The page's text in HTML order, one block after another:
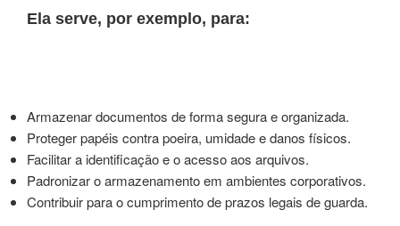
Ela serve, por exemplo, para:
Armazenar documentos de forma segura e organizada.
Proteger papéis contra poeira, umidade e danos físicos.
Facilitar a identificação e o acesso aos arquivos.
Padronizar o armazenamento em ambientes corporativos.
Contribuir para o cumprimento de prazos legais de guarda.